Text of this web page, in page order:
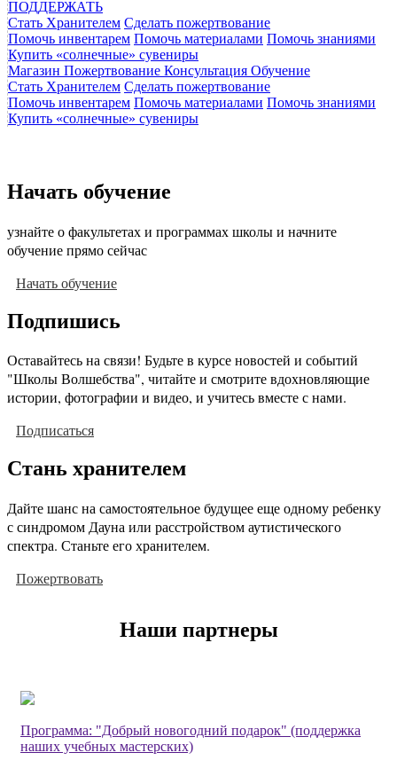
ПОДДЕРЖАТЬ
Стать Хранителем Сделать пожертвование
Помочь инвентарем Помочь материалами Помочь знаниями
Купить «солнечные» сувениры
Магазин Пожертвование Консультация Обучение
Стать Хранителем Сделать пожертвование
Помочь инвентарем Помочь материалами Помочь знаниями
Купить «солнечные» сувениры
Начать обучение
узнайте о факультетах и программах школы и начните
обучение прямо сейчас
Начать обучение
Подпишись
Оставайтесь на связи! Будьте в курсе новостей и событий
"Школы Волшебства", читайте и смотрите вдохновляющие
истории, фотографии и видео, и учитесь вместе с нами.
Подписаться
Стань хранителем
Дайте шанс на самостоятельное будущее еще одному ребенку
с синдромом Дауна или расстройством аутистического
спектра. Станьте его хранителем.
Пожертвовать
Наши партнеры
Программа: "Добрый новогодний подарок" (поддержка
наших учебных мастерских)